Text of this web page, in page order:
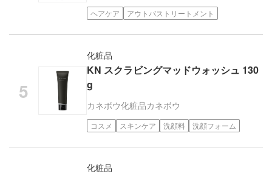
ヘアケア アウトバストリートメント
化粧品
KN スクラビングマッドウォッシュ 130
g
カネボウ化粧品カネボウ
コスメ スキンケア 洗顔料 洗顔フォーム
化粧品